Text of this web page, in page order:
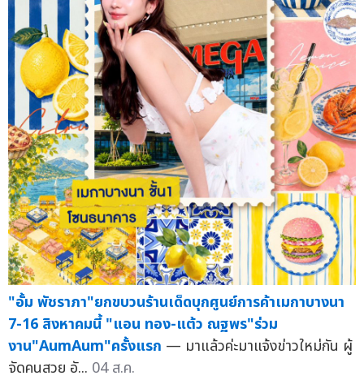
"อั้ม พัชราภา"ยกขบวนร้านเด็ดบุกศูนย์การค้าเมกาบางนา
7-16 สิงหาคมนี้ "แอน ทอง-แต้ว ณฐพร"ร่วม
งาน"AumAum"ครั้งแรก — มาแล้วค่ะมาแจ้งข่าวใหม่กัน ผู้
จัดคนสวย อั... 04 ส.ค.